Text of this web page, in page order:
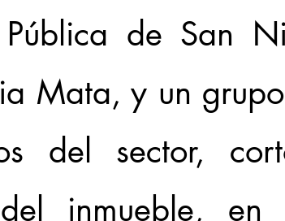
de San
Mata, y un
del sector,
inmueble,